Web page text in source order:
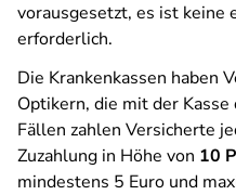
vorausgesetzt, es ist keine
erforderlich.
Die Krankenkassen haben
Optikern, die mit der
Fällen zahlen Versicherte
Zuzahlung in Höhe von 10
mindestens 5 Euro und